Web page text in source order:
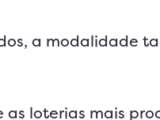
a modalidade
loterias mais